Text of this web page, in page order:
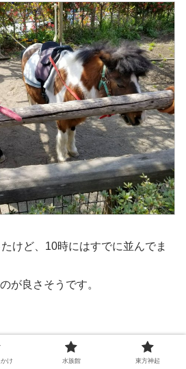
けど、10時にはすでに並んでま
が良さそうです。
け 水族館 東方神起